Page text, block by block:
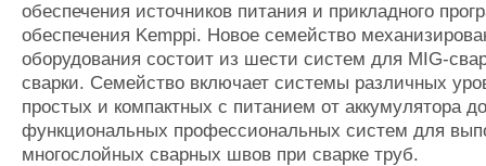
обеспечения источников питания и прикладного
обеспечения Kemppi. Новое семейство
оборудования состоит из шести систем для MIG-
сварки. Семейство включает системы различных
простых и компактных с питанием от аккумулятора
функциональных профессиональных систем для
многослойных сварных швов при сварке труб.